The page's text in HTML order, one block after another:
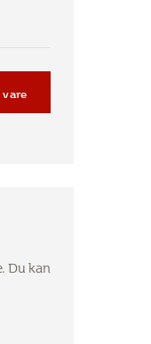
Du kan